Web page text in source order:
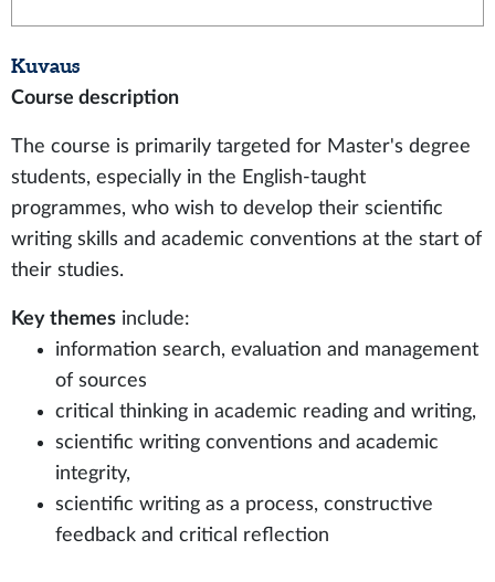
Kuvaus
Course description
The course is primarily targeted for Master's degree
students, especially in the English-taught
programmes, who wish to develop their scientific
writing skills and academic conventions at the start of
their studies.
Key themes include:
information search, evaluation and management
of sources
critical thinking in academic reading and writing,
scientific writing conventions and academic
integrity,
scientific writing as a process, constructive
feedback and critical reflection